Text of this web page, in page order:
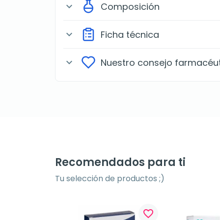
expand_more Composición
expand_more Ficha técnica
expand_more Nuestro consejo
Recomendados para ti
Tu selección de productos ;)
favorite_border